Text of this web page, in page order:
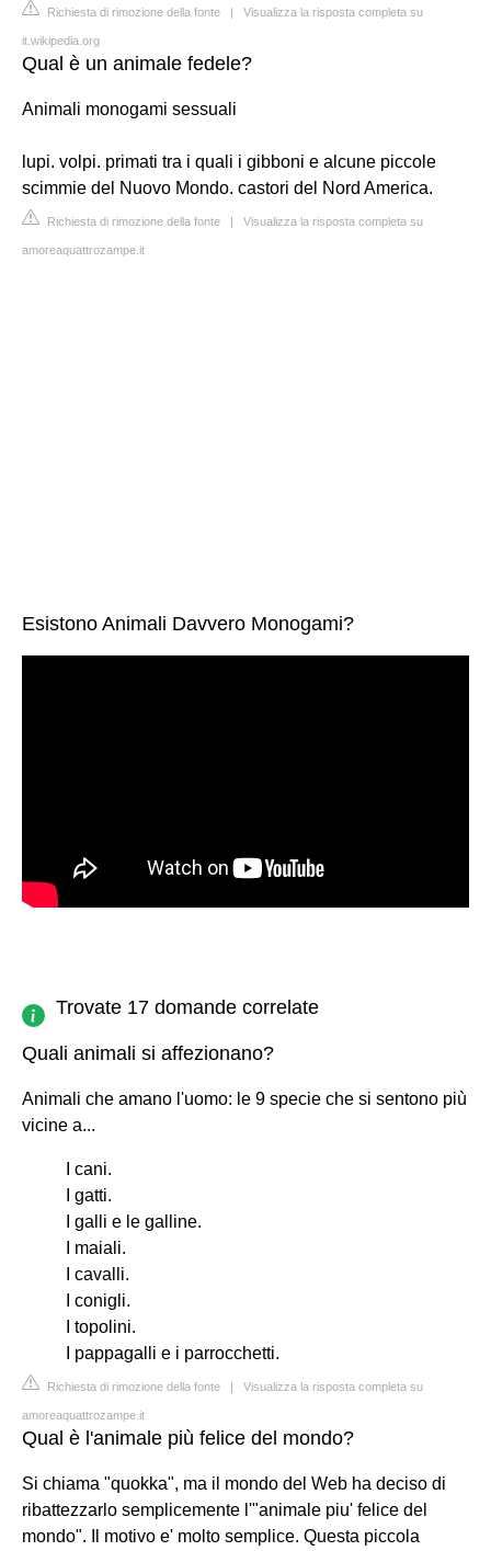
Richiesta di rimozione della fonte | Visualizza la risposta completa su
it.wikipedia.org
Qual è un animale fedele?
Animali monogami sessuali
lupi. volpi. primati tra i quali i gibboni e alcune piccole
scimmie del Nuovo Mondo. castori del Nord America.
Richiesta di rimozione della fonte | Visualizza la risposta completa su
amoreaquattrozampe.it
Esistono Animali Davvero Monogami?
Trovate 17 domande correlate
Quali animali si affezionano?
Animali che amano l'uomo: le 9 specie che si sentono più
vicine a...
I cani.
I gatti.
I galli e le galline.
I maiali.
I cavalli.
I conigli.
I topolini.
I pappagalli e i parrocchetti.
Richiesta di rimozione della fonte | Visualizza la risposta completa su
amoreaquattrozampe.it
Qual è l'animale più felice del mondo?
Si chiama "quokka", ma il mondo del Web ha deciso di
ribattezzarlo semplicemente l'"animale piu' felice del
mondo". Il motivo e' molto semplice. Questa piccola